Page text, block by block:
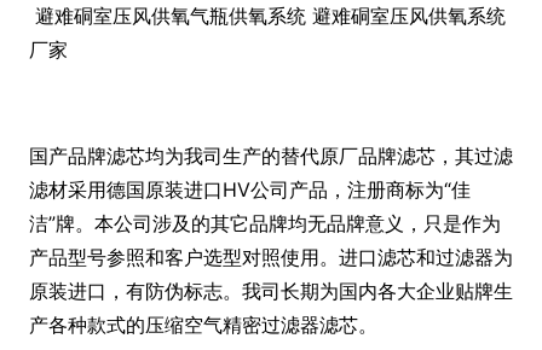
避难硐室压风供氧气瓶供氧系统 避难硐室压风供氧系统
厂家
国产品牌滤芯均为我司生产的替代原厂品牌滤芯，其过滤
滤材采用德国原装进口HV公司产品，注册商标为“佳
洁”牌。本公司涉及的其它品牌均无品牌意义，只是作为
产品型号参照和客户选型对照使用。进口滤芯和过滤器为
原装进口，有防伪标志。我司长期为国内各大企业贴牌生
产各种款式的压缩空气精密过滤器滤芯。